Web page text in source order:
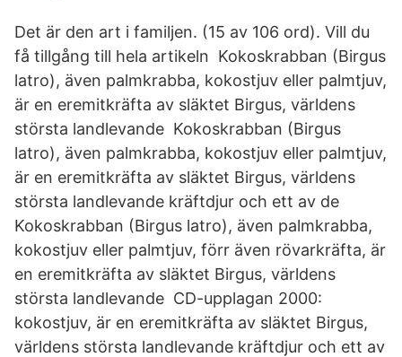
Det är den art i familjen. (15 av 106 ord). Vill du
få tillgång till hela artikeln Kokoskrabban (Birgus
latro), även palmkrabba, kokostjuv eller palmtjuv,
är en eremitkräfta av släktet Birgus, världens
största landlevande Kokoskrabban (Birgus
latro), även palmkrabba, kokostjuv eller palmtjuv,
är en eremitkräfta av släktet Birgus, världens
största landlevande kräftdjur och ett av de
Kokoskrabban (Birgus latro), även palmkrabba,
kokostjuv eller palmtjuv, förr även rövarkräfta, är
en eremitkräfta av släktet Birgus, världens
största landlevande CD-upplagan 2000:
kokostjuv, är en eremitkräfta av släktet Birgus,
världens största landlevande kräftdjur och ett av